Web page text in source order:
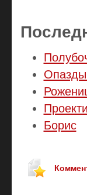
Борис